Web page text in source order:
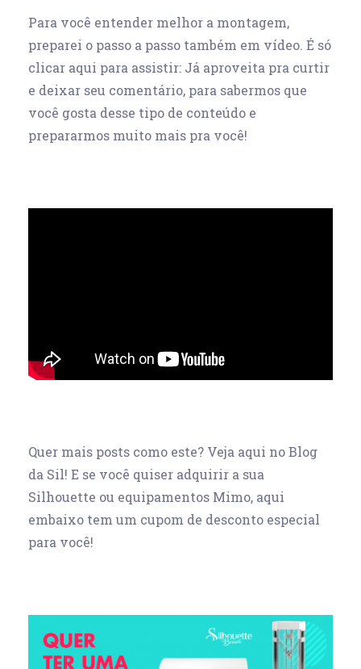
Para você entender melhor a montagem,
preparei o passo a passo também em vídeo. É só
clicar aqui para assistir: Já aproveita pra curtir
e deixar seu comentário, para sabermos que
você gosta desse tipo de conteúdo e
prepararmos muito mais pra você!
Quer mais posts como este? Veja aqui no Blog
da Sil! E se você quiser adquirir a sua
Silhouette ou equipamentos Mimo, aqui
embaixo tem um cupom de desconto especial
para você!